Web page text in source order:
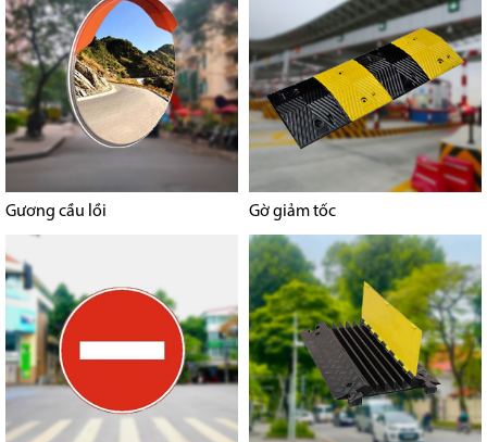
Gương cầu lồi Gờ giảm tốc